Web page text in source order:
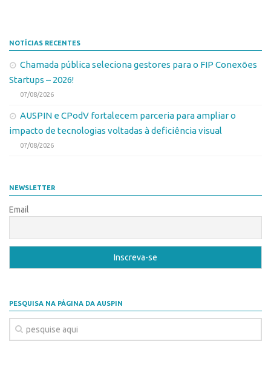
NOTÍCIAS RECENTES
Chamada pública seleciona gestores para o FIP Conexões
Startups – 2026!
07/08/2026
AUSPIN e CPodV fortalecem parceria para ampliar o
impacto de tecnologias voltadas à deficiência visual
07/08/2026
NEWSLETTER
Email
PESQUISA NA PÁGINA DA AUSPIN